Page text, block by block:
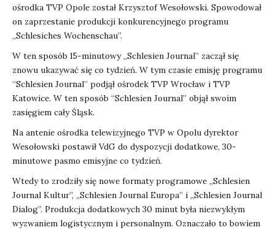
ośrodka TVP Opole został Krzysztof Wesołowski. Spowodował
on zaprzestanie produkcji konkurencyjnego programu
„Schlesiches Wochenschau”.
W ten sposób 15-minutowy „Schlesien Journal” zaczął się
znowu ukazywać się co tydzień. W tym czasie emisję programu
“Schlesien Journal” podjął ośrodek TVP Wrocław i TVP
Katowice. W ten sposób “Schlesien Journal” objął swoim
zasięgiem cały Śląsk.
Na antenie ośrodka telewizyjnego TVP w Opolu dyrektor
Wesołowski postawił VdG do dyspozycji dodatkowe, 30-
minutowe pasmo emisyjne co tydzień.
Wtedy to zrodziły się nowe formaty programowe „Schlesien
Journal Kultur”, „Schlesien Journal Europa” i „Schlesien Journal
Dialog”. Produkcja dodatkowych 30 minut była niezwykłym
wyzwaniem logistycznym i personalnym. Oznaczało to bowiem